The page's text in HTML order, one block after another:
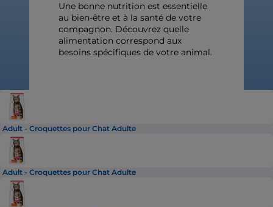
Une bonne nutrition est essentielle
au bien-être et à la santé de votre
compagnon. Découvrez quelle
alimentation correspond aux
besoins spécifiques de votre animal.
Adult - Croquettes pour Chat Adulte
Adult - Croquettes pour Chat Adulte